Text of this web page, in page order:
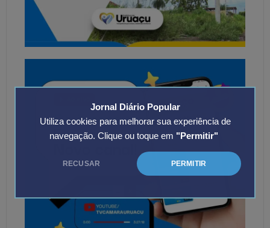
Jornal Diário Popular
Utiliza cookies para melhorar sua experiência de
navegação. Clique ou toque em "Permitir"
RECUSAR PERMITIR